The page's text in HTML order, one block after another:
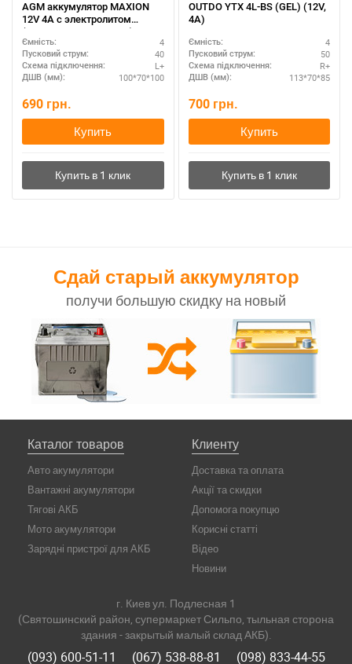
AGM аккумулятор MAXION
12V 4A с электролитом
(MXBM-YTX5L-BS AGM)
Ємність: 4
Пусковий струм: 40
Схема підключення: L+
ДШВ (мм): 100*70*100
690 грн.
Купить
OUTDO YTX 4L-BS (GEL) (12V,
4A)
Ємність: 4
Пусковий струм: 50
Схема підключення: R+
ДШВ (мм): 113*70*85
700 грн.
Купить
Сдай старый аккумулятор
получи большую скидку на новый
Каталог товаров
Авто акумулятори
Вантажні акумулятори
Тягові АКБ
Мото акумулятори
Зарядні пристрої для АКБ
Клиенту
Доставка та оплата
Акції та скидки
Допомога покупцю
Корисні статті
Відео
Новини
г. Киев ул. Подлесная 1
(Святошинский район, супермаркет Сильпо, тыльная сторона
здания - закрытый малый склад АКБ).
(093) 600-51-11 (067) 538-88-81 (098) 833-44-55